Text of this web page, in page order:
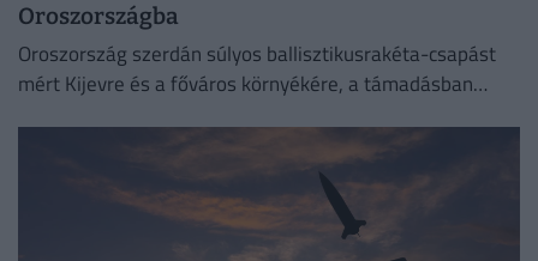
Oroszországba
Oroszország szerdán súlyos ballisztikusrakéta-csapást
mért Kijevre és a főváros környékére, a támadásban